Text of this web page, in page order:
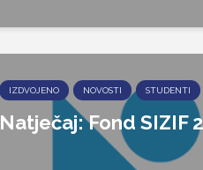
IZDVOJENO NOVOSTI STUDENTI
Natječaj: Fond SIZIF